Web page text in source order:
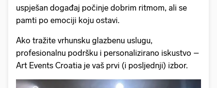
uspješan događaj počinje dobrim ritmom, ali se
pamti po emociji koju ostavi.
Ako tražite vrhunsku glazbenu uslugu,
profesionalnu podršku i personalizirano iskustvo –
Art Events Croatia je vaš prvi (i posljednji) izbor.